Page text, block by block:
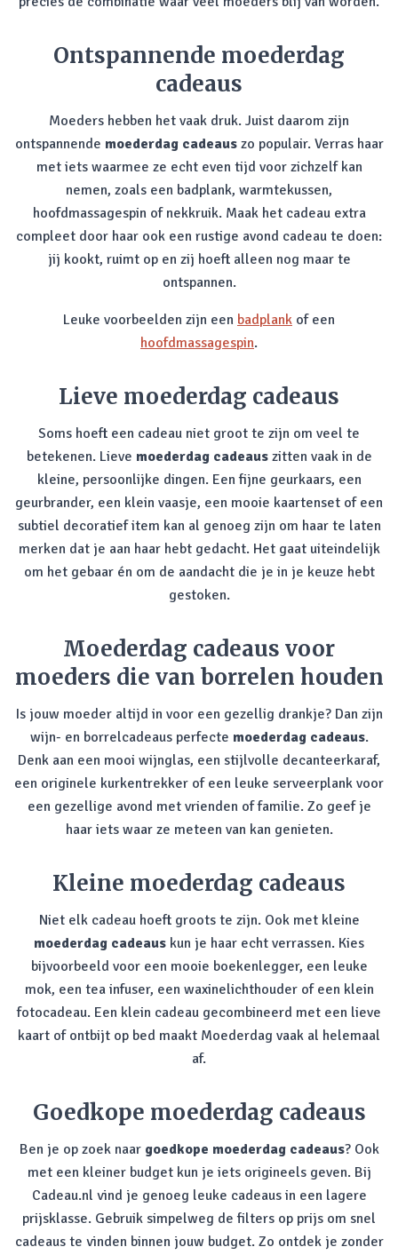
Ontspannende moederdag
cadeaus
Moeders hebben het vaak druk. Juist daarom zijn
ontspannende moederdag cadeauszo populair. Verras haar
met iets waarmee ze echt even tijd voor zichzelf kan
nemen, zoals een badplank, warmtekussen,
hoofdmassagespin of nekkruik. Maak het cadeau extra
compleet door haar ook een rustige avond cadeau te doen:
jij kookt, ruimt op en zij hoeft alleen nog maar te
ontspannen.
Leuke voorbeelden zijn een badplank of een
hoofdmassagespin.
Lieve moederdag cadeaus
Soms hoeft een cadeau niet groot te zijn om veel te
betekenen. Lieve moederdag cadeauszitten vaak in de
kleine, persoonlijke dingen. Een fijne geurkaars, een
geurbrander, een klein vaasje, een mooie kaartenset of een
subtiel decoratief item kan al genoeg zijn om haar te laten
merken dat je aan haar hebt gedacht. Het gaat uiteindelijk
om het gebaar én om de aandacht die je in je keuze hebt
gestoken.
Moederdag cadeaus voor
moeders die van borrelen houden
Is jouw moeder altijd in voor een gezellig drankje? Dan zijn
wijn- en borrelcadeaus perfecte moederdag cadeaus.
Denk aan een mooi wijnglas, een stijlvolle decanteerkaraf,
een originele kurkentrekker of een leuke serveerplank voor
een gezellige avond met vrienden of familie. Zo geef je
haar iets waar ze meteen van kan genieten.
Kleine moederdag cadeaus
Niet elk cadeau hoeft groots te zijn. Ook met kleine
moederdag cadeaus kun je haar echt verrassen. Kies
bijvoorbeeld voor een mooie boekenlegger, een leuke
mok, een tea infuser, een waxinelichthouder of een klein
fotocadeau. Een klein cadeau gecombineerd met een lieve
kaart of ontbijt op bed maakt Moederdag vaak al helemaal
af.
Goedkope moederdag cadeaus
Ben je op zoek naar goedkope moederdag cadeaus? Ook
met een kleiner budget kun je iets origineels geven. Bij
Cadeau.nl vind je genoeg leuke cadeaus in een lagere
prijsklasse. Gebruik simpelweg de filters op prijs om snel
cadeaus te vinden binnen jouw budget. Zo ontdek je zonder